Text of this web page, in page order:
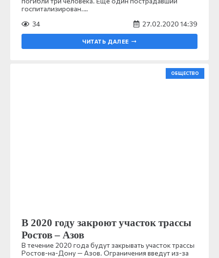
госпитализирован.…
34
27.02.2020 14:39
ЧИТАТЬ ДАЛЕЕ
ОБЩЕСТВО
В 2020 году закроют участок трассы
Ростов – Азов
В течение 2020 года будут закрывать участок трассы
Ростов-на-Дону — Азов. Ограничения введут из-за